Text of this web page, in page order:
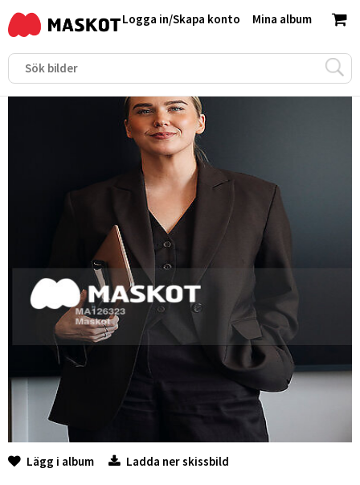
Mina album
Logga in/Skapa konto
Lägg i album Ladda ner skissbild